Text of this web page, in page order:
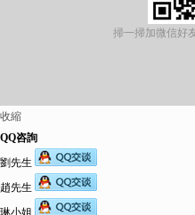
掃一掃加微信好
收縮
QQ咨詢
劉先生
趙先生
琳小姐